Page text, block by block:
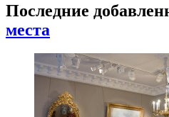
Последние
места